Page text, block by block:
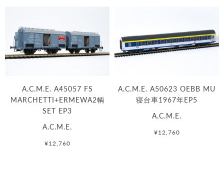
A.C.M.E. A45057 FS
MARCHETTI+ERMEWA2輌
SET EP3
A.C.M.E.
¥12,760
A.C.M.E. A50623 OEBB MU
寝台車1967年EP5
A.C.M.E.
¥12,760